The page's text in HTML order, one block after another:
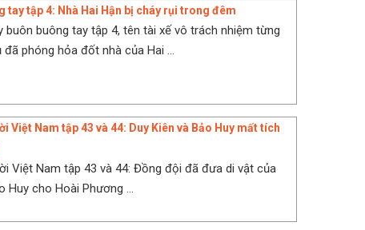
tay tập 4: Nhà Hai Hận bị cháy rụi trong đêm
buôn buông tay tập 4, tên tài xế vô trách nhiệm từng
phóng hỏa đốt nhà của Hai ...
Việt Nam tập 43 và 44: Duy Kiên và Bảo Huy mất tích
Việt Nam tập 43 và 44: Đồng đội đã đưa di vật của
Huy cho Hoài Phương ...